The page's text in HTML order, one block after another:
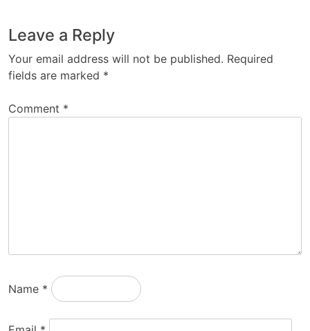
Leave a Reply
Your email address will not be published. Required
fields are marked *
Comment *
Name *